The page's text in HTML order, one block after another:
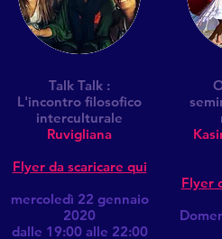
Talk Talk :
L'incontro filosofico
interculturale
Ruvigliana
Flyer da scaricare qui
mercoledì 22 gennaio
2020
dalle 19:00 alle 22:00
Flyer